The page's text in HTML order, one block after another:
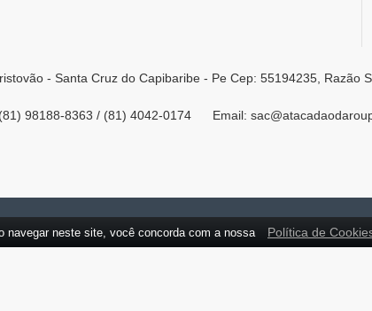
- Santa Cruz do Capibaribe - Pe Cep: 55194235, Razão
98188-8363 / (81) 4042-0174 Email:
navegar neste site, você concorda com a nossa Política de